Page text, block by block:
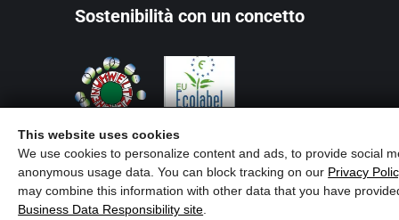
This website uses cookies
We use cookies to personalize content and ads, to provide social
anonymous usage data. You can block tracking on our Privacy
may combine this information with other data that you have
Business Data Responsibility site
Sostenibilità con un concetto